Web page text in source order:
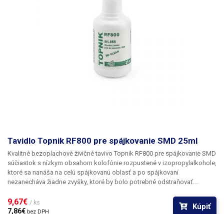
Tavidlo Topnik RF800 pre spájkovanie SMD 25ml
Kvalitné bezoplachové živičné tavivo Topnik RF800 pre spájkovanie SMD
súčiastok s nízkym obsahom kolofónie rozpustené v izopropylalkohole,
ktoré sa nanáša na celú spájkovanú oblasť a po spájkovaní
nezanecháva žiadne zvyšky, ktoré by bolo potrebné odstraňovať.
klasickej kolofónie. Topnik RF800 je nereziduálny a nespôsobuje
koróziu. Neobsahuje halogény. Využitie pri opravách mobilných
9,67€ / ks
7,86€ bez DPH
Kúpiť